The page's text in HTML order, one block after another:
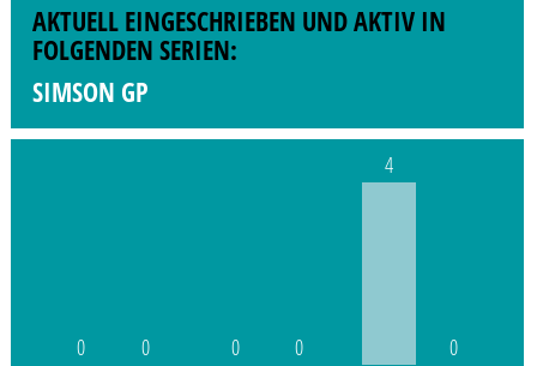
AKTUELL EINGESCHRIEBEN UND AKTIV IN
FOLGENDEN SERIEN:
SIMSON GP
0
0
0
0
4
0